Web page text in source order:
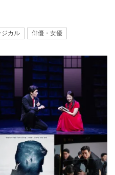
ジカル 俳優・女優